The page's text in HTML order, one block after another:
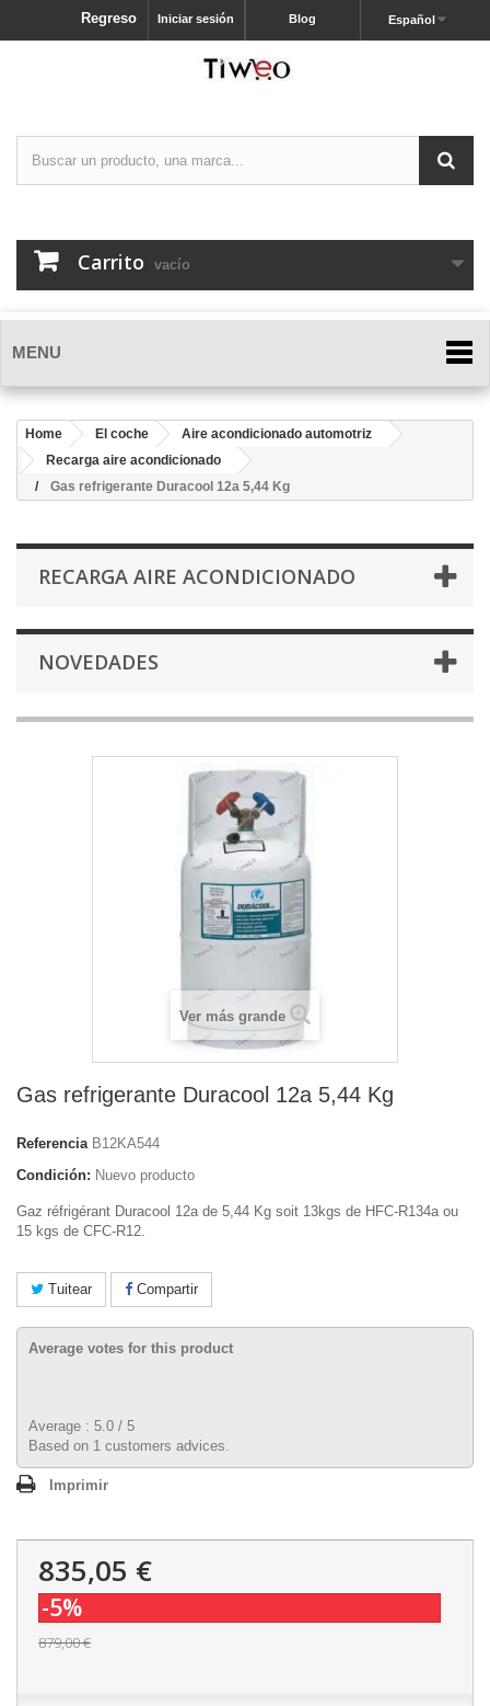
Español
Blog
Iniciar sesión
Regreso
Carrito vacío
MENU
Home El coche
Aire acondicionado automotriz
Recarga aire acondicionado
Gas refrigerante Duracool 12a 5,44 Kg
RECARGA AIRE ACONDICIONADO
NOVEDADES
Ver más grande
Gas refrigerante Duracool 12a 5,44 Kg
Referencia B12KA544
Condición: Nuevo producto
Gaz réfrigérant Duracool 12a de 5,44 Kg soit 13kgs de HFC-R134a ou
15 kgs de CFC-R12.
Tuitear Compartir
Average votes for this product
Average : 5.0 / 5
Based on 1 customers advices.
Imprimir
835,05 €
-5%
879,00 €